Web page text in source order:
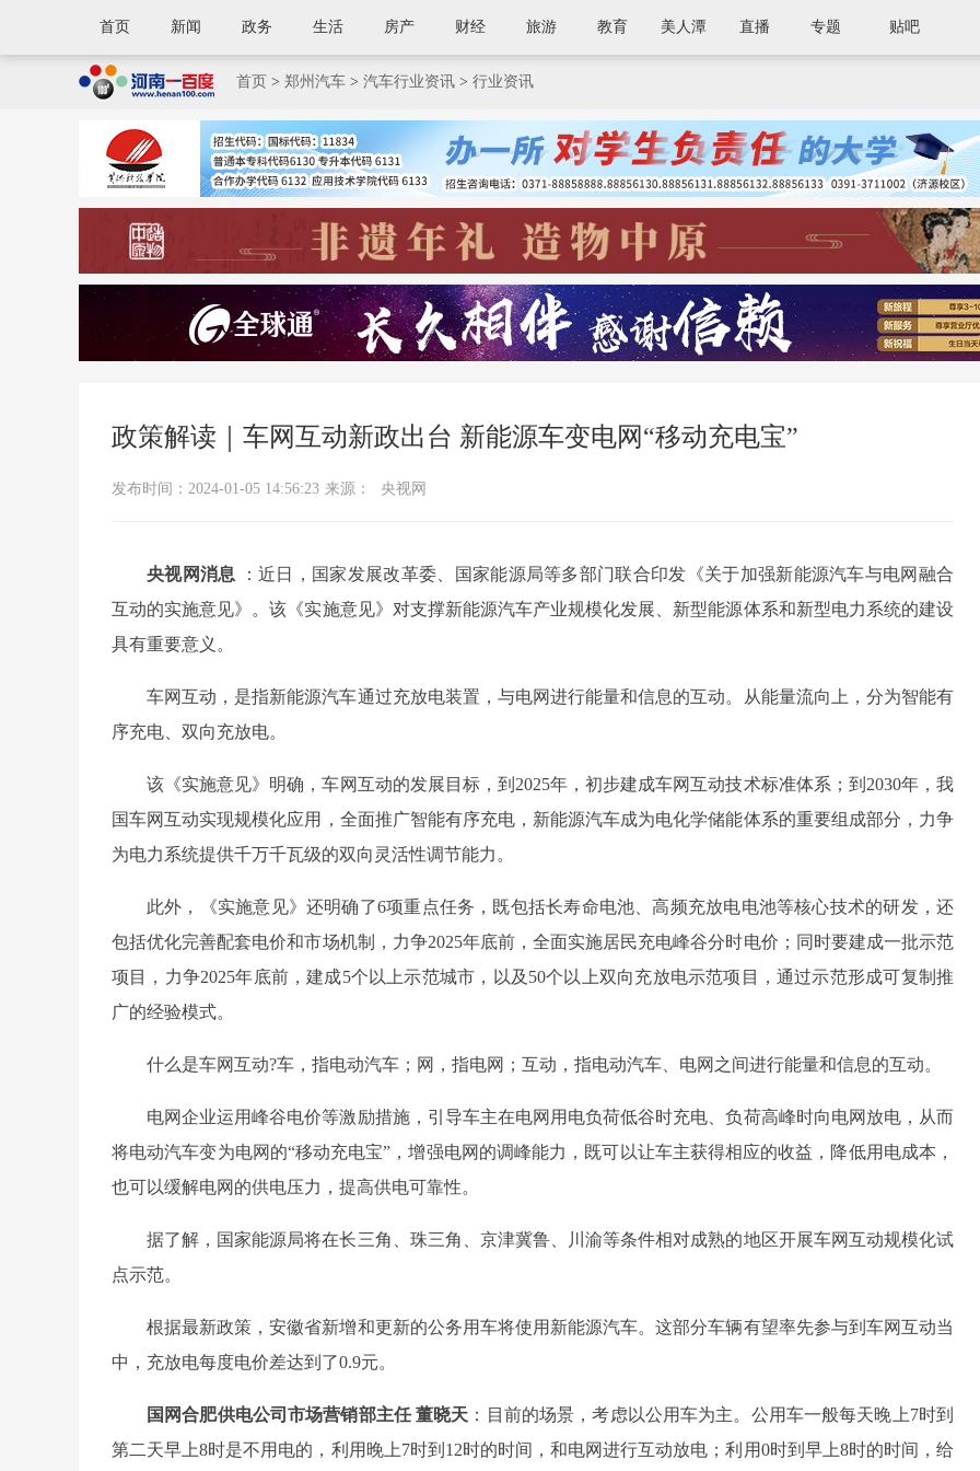
首页 新闻 政务 生活 房产 财经 旅游 教育 美人潭 直播 专题 贴吧
首页 > 郑州汽车 > 汽车行业资讯 > 行业资讯
政策解读｜车网互动新政出台 新能源车变电网“移动充电宝”
发布时间：2024-01-05 14:56:23 来源： 央视网
央视网消息 ：近日，国家发展改革委、国家能源局等多部门联合印发《关于加强新能源汽车与电网融合
互动的实施意见》。该《实施意见》对支撑新能源汽车产业规模化发展、新型能源体系和新型电力系统的建设
具有重要意义。
车网互动，是指新能源汽车通过充放电装置，与电网进行能量和信息的互动。从能量流向上，分为智能有
序充电、双向充放电。
该《实施意见》明确，车网互动的发展目标，到2025年，初步建成车网互动技术标准体系；到2030年，我
国车网互动实现规模化应用，全面推广智能有序充电，新能源汽车成为电化学储能体系的重要组成部分，力争
为电力系统提供千万千瓦级的双向灵活性调节能力。
此外，《实施意见》还明确了6项重点任务，既包括长寿命电池、高频充放电电池等核心技术的研发，还
包括优化完善配套电价和市场机制，力争2025年底前，全面实施居民充电峰谷分时电价；同时要建成一批示范
项目，力争2025年底前，建成5个以上示范城市，以及50个以上双向充放电示范项目，通过示范形成可复制推
广的经验模式。
什么是车网互动?车，指电动汽车；网，指电网；互动，指电动汽车、电网之间进行能量和信息的互动。
电网企业运用峰谷电价等激励措施，引导车主在电网用电负荷低谷时充电、负荷高峰时向电网放电，从而
将电动汽车变为电网的“移动充电宝”，增强电网的调峰能力，既可以让车主获得相应的收益，降低用电成本，
也可以缓解电网的供电压力，提高供电可靠性。
据了解，国家能源局将在长三角、珠三角、京津冀鲁、川渝等条件相对成熟的地区开展车网互动规模化试
点示范。
根据最新政策，安徽省新增和更新的公务用车将使用新能源汽车。这部分车辆有望率先参与到车网互动当
中，充放电每度电价差达到了0.9元。
国网合肥供电公司市场营销部主任 董晓天 ：目前的场景，考虑以公用车为主。公用车一般每天晚上7时到
第二天早上8时是不用电的，利用晚上7时到12时的时间，和电网进行互动放电；利用0时到早上8时的时间，给